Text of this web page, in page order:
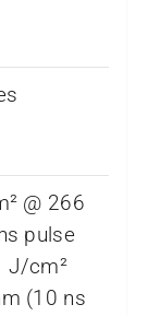
@ 266
pulse
J/cm²
(10 ns